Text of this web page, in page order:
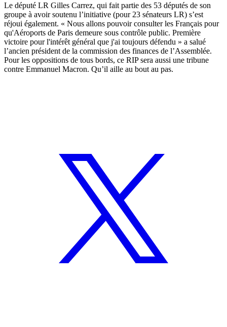
Le député LR Gilles Carrez, qui fait partie des 53 députés de son
groupe à avoir soutenu l’initiative (pour 23 sénateurs LR) s’est
réjoui également. « Nous allons pouvoir consulter les Français pour
qu'Aéroports de Paris demeure sous contrôle public. Première
victoire pour l'intérêt général que j'ai toujours défendu » a salué
l’ancien président de la commission des finances de l’Assemblée.
Pour les oppositions de tous bords, ce RIP sera aussi une tribune
contre Emmanuel Macron. Qu’il aille au bout au pas.